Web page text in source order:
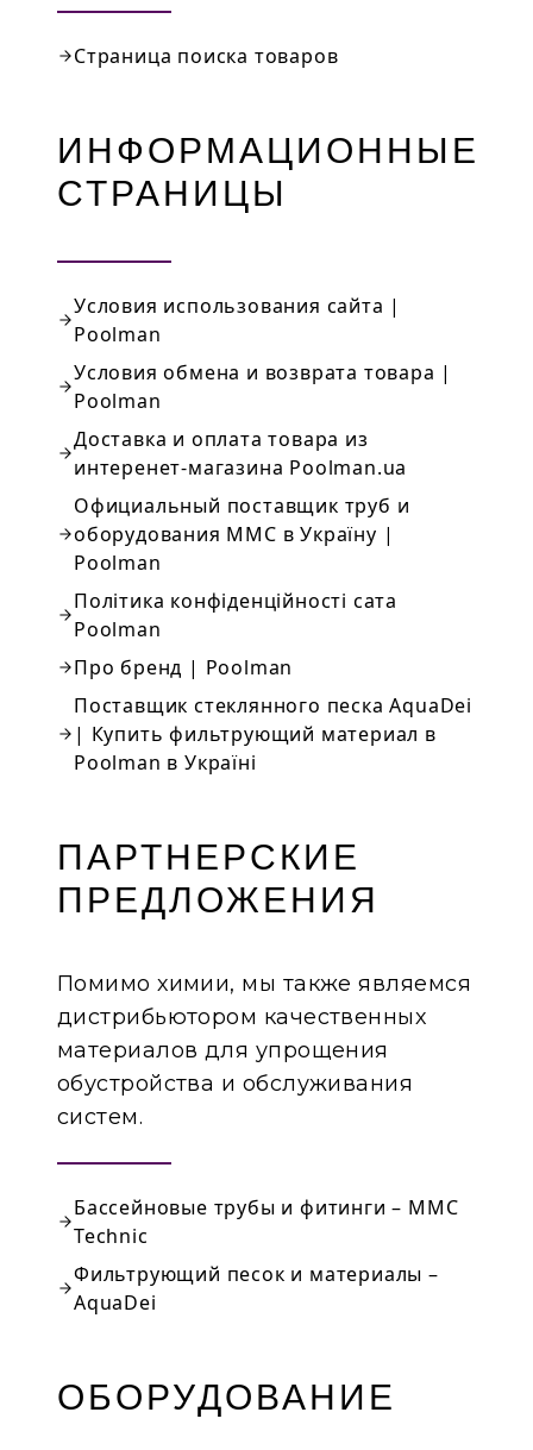
Страница поиска товаров
ИНФОРМАЦИОННЫЕ
СТРАНИЦЫ
Условия использования сайта |
Poolman
Условия обмена и возврата товара |
Poolman
Доставка и оплата товара из
интеренет-магазина Poolman.ua
Официальный поставщик труб и
оборудования MMC в Україну |
Poolman
Політика конфіденційності сата
Poolman
Про бренд | Poolman
Поставщик стеклянного песка AquaDei
| Купить фильтрующий материал в
Poolman в Україні
ПАРТНЕРСКИЕ
ПРЕДЛОЖЕНИЯ
Помимо химии, мы также являемся
дистрибьютором качественных
материалов для упрощения
обустройства и обслуживания
систем.
Бассейновые трубы и фитинги – MMC
Technic
Фильтрующий песок и материалы –
AquaDei
ОБОРУДОВАНИЕ